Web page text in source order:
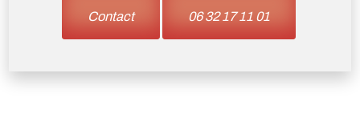
Contact 06 32 17 11 01